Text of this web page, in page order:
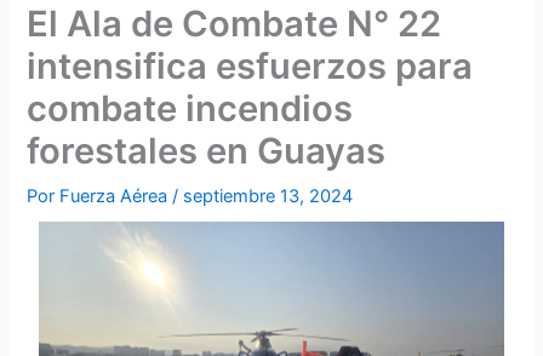
El Ala de Combate N° 22
intensifica esfuerzos para
combate incendios
forestales en Guayas
Por Fuerza Aérea/ septiembre 13, 2024